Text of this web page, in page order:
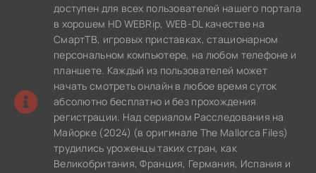
доступен для всех пользователей нашего портала
в хорошем HD WEBRip, WEB-DL качестве на
СмартТВ, игровых приставках, стационарном
персональном компьютере, на любом телефоне и
планшете. Каждый из пользователей может
начать смотреть онлайн в любое время суток
абсолютно бесплатно и без прохождения
регистрации. Над сериалом Расследования на
Майорке (2024) (в оригинале The Mallorca Files)
трудились уроженцы таких стран, как
Великобритания, Франция, Германия, Испания и